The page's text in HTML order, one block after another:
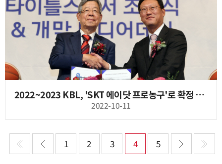
2022~2023 KBL, 'SKT 에이닷 프로농구'로 확정 SKT, 3번째 타이틀 스폰서
2022-10-11
1 2 3 4 5